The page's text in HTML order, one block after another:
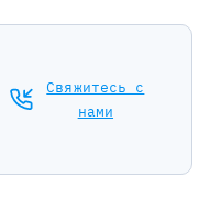
Свяжитесь с
нами